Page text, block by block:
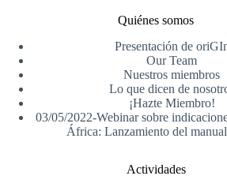
Quiénes somos
Presentación de
Our Team
Nuestros miembros
Lo que dicen de
¡Hazte Miembro!
03/05/2022-Webinar sobre
África: Lanzamiento del
Actividades